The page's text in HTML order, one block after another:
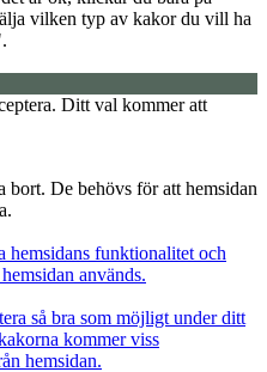
vilken typ av kakor du vill ha
Ditt val kommer att
bort. De behövs för att hemsidan
hemsidans funktionalitet och
används.
så bra som möjligt under ditt
kommer viss
hemsidan.